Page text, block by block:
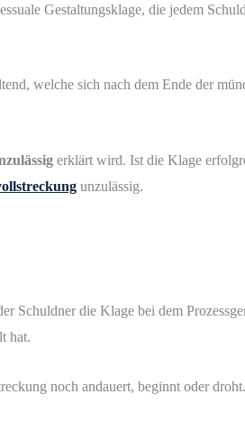
Gestaltungsklage, die jedem
welche sich nach dem Ende der
erklärt wird. Ist die Klage
unzulässig.
Schuldner die Klage bei dem
hat.
noch andauert, beginnt oder